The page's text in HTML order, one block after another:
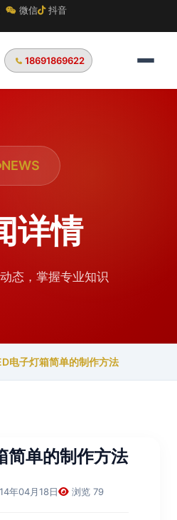
微信 抖音
18691869622
NEWS
详情
态，掌握专业知识
电子灯箱简单的制作方法
简单的制作方法
年04月18日 浏览 79